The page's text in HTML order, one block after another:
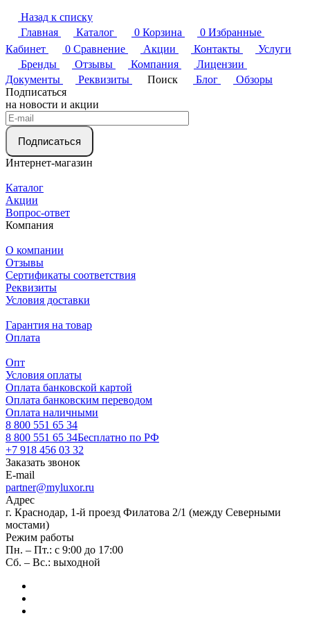
Назад к списку
Главная
Каталог 0 Корзина 0 Избранные
Кабинет
0 Сравнение Акции Контакты
Услуги
Бренды
Отзывы Компания
Лицензии
Документы
Реквизиты Поиск Блог
Обзоры
Подписаться
на новости и акции
Подписаться
Интернет-магазин
Каталог
Акции
Вопрос-ответ
Компания
О компании
Отзывы
Сертификаты соответствия
Реквизиты
Условия доставки
Гарантия на товар
Оплата
Опт
Условия оплаты
Оплата банковской картой
Оплата банковским переводом
Оплата наличными
8 800 551 65 34
8 800 551 65 34Бесплатно по РФ
+7 918 456 03 32
Заказать звонок
E-mail
partner@myluxor.ru
Адрес
г. Краснодар, 1-й проезд Филатова 2/1 (между Cеверными
мостами)
Режим работы
Пн. – Пт.: с 9:00 до 17:00
Сб. – Вс.: выходной